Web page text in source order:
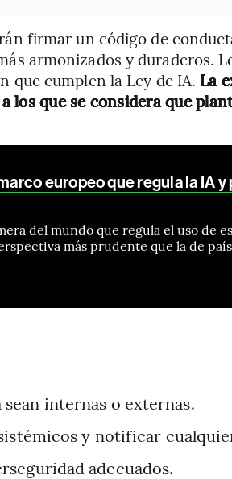
firmar un código de
armonizados y duraderos.
que cumplen la Ley de IA. La
los que se considera que
europeo que regula la IA y
del mundo que regula el uso de
más prudente que la de
internas o externas.
y notificar
adecuados.